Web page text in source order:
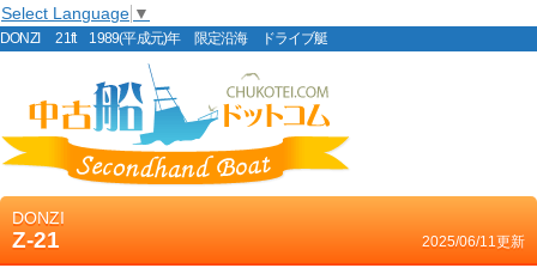
Select Language ▼
DONZI 21ft 1989(平成元)年 限定沿海 ドライブ艇
DONZI
Z-21 2025/06/11更新